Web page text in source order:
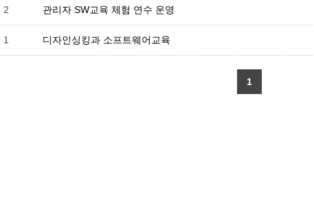
2 관리자 SW교육 체험 연수 운영
1 디자인싱킹과 소프트웨어교육
1